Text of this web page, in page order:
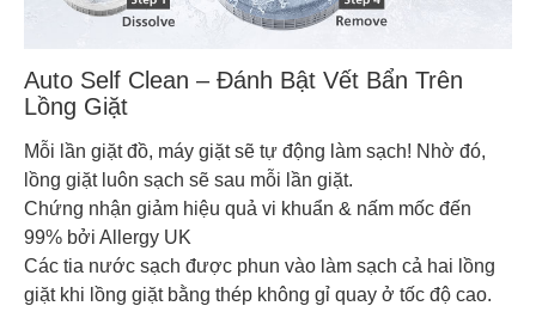
Auto Self Clean – Đánh Bật Vết Bẩn Trên
Lồng Giặt
Mỗi lần giặt đồ, máy giặt sẽ tự động làm sạch! Nhờ đó,
lồng giặt luôn sạch sẽ sau mỗi lần giặt.
Chứng nhận giảm hiệu quả vi khuẩn & nấm mốc đến
99% bởi Allergy UK
Các tia nước sạch được phun vào làm sạch cả hai lồng
giặt khi lồng giặt bằng thép không gỉ quay ở tốc độ cao.